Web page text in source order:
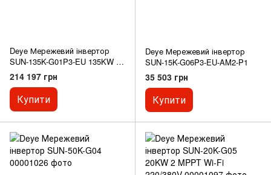
Deye Мережевий інвертор
SUN-135K-G01P3-EU 135KW 8
MPPT
214 197 грн
Купити
Deye Мережевий інвертор
SUN-15K-G06P3-EU-AM2-P1
35 503 грн
Купити